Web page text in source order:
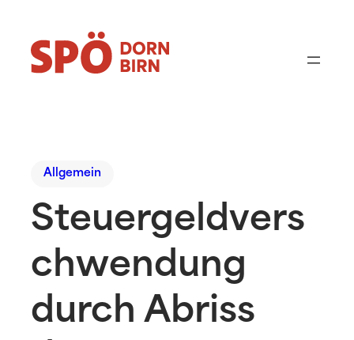
Allgemein
Steuergeldvers
chwendung
durch Abriss